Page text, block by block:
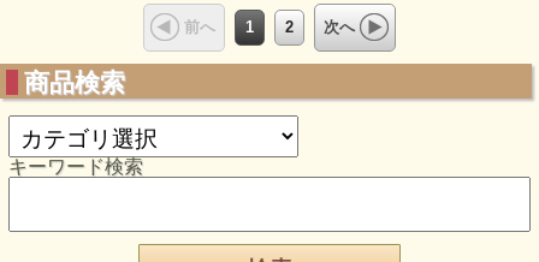
前へ 1 2 次へ
商品検索
キーワード検索